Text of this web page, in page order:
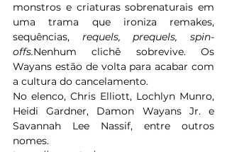
monstros e criaturas sobrenaturais em
uma trama que ironiza remakes,
sequências, requels, prequels, spin-
offs.Nenhum clichê sobrevive. Os
Wayans estão de volta para acabar com
a cultura do cancelamento.
No elenco, Chris Elliott, Lochlyn Munro,
Heidi Gardner, Damon Wayans Jr. e
Savannah Lee Nassif, entre outros
nomes.